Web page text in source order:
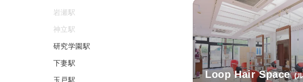
Loop Hair Space (
岩瀬駅
神立駅
研究学園駅
下妻駅
玉戸駅